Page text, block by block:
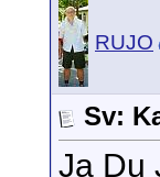
RUJO
Sv:
Ja Du